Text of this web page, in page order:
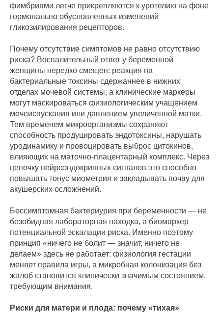
фимбриями легче прикрепляются к уротелию на фоне
гормонально обусловленных изменений
гликозилирования рецепторов.
Почему отсутствие симптомов не равно отсутствию
риска? Воспалительный ответ у беременной
женщины нередко смещен: реакция на
бактериальные токсины сдержаннее в нижних
отделах мочевой системы, а клинические маркеры
могут маскироваться физиологическим учащением
мочеиспускания или давлением увеличенной матки.
Тем временем микроорганизмы сохраняют
способность продуцировать эндотоксины, нарушать
уродинамику и провоцировать выброс цитокинов,
влияющих на маточно-плацентарный комплекс. Через
цепочку нейроэндокринных сигналов это способно
повышать тонус миометрия и закладывать почву для
акушерских осложнений.
Бессимптомная бактериурия при беременности — не
безобидная лабораторная находка, а биомаркер
потенциальной эскалации риска. Именно поэтому
принцип «ничего не болит — значит, ничего не
делаем» здесь не работает: физиология гестации
меняет правила игры, а микробная колонизация без
жалоб становится клинически значимым состоянием,
требующим внимания.
Риски для матери и плода: почему «тихая»